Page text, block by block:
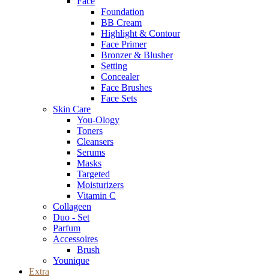
Foundation
BB Cream
Highlight & Contour
Face Primer
Bronzer & Blusher
Setting
Concealer
Face Brushes
Face Sets
Skin Care
You-Ology
Toners
Cleansers
Serums
Masks
Targeted
Moisturizers
Vitamin C
Collageen
Duo - Set
Parfum
Accessoires
Brush
Younique
Extra